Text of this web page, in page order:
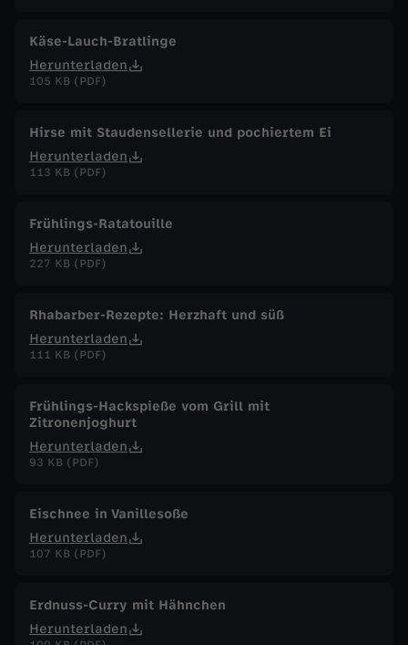
Käse-Lauch-Bratlinge
Herunterladen
105 KB (PDF)
Hirse mit Staudensellerie und pochiertem Ei
Herunterladen
113 KB (PDF)
Frühlings-Ratatouille
Herunterladen
227 KB (PDF)
Rhabarber-Rezepte: Herzhaft und süß
Herunterladen
111 KB (PDF)
Frühlings-Hackspieße vom Grill mit
Zitronenjoghurt
Herunterladen
93 KB (PDF)
Eischnee in Vanillesoße
Herunterladen
107 KB (PDF)
Erdnuss-Curry mit Hähnchen
Herunterladen